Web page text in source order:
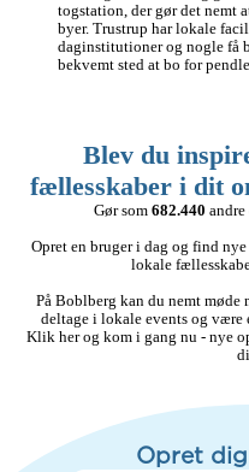
togstation, der gør det nemt
byer. Trustrup har lokale
daginstitutioner og nogle få
bekvemt sted at bo for
Blev du
fællesskaber i dit
Gør som 682.440
Opret en bruger i dag og find
lokale
På Boblberg kan du nemt møde
deltage i lokale events og
Klik her og kom i gang nu - nye
Opret